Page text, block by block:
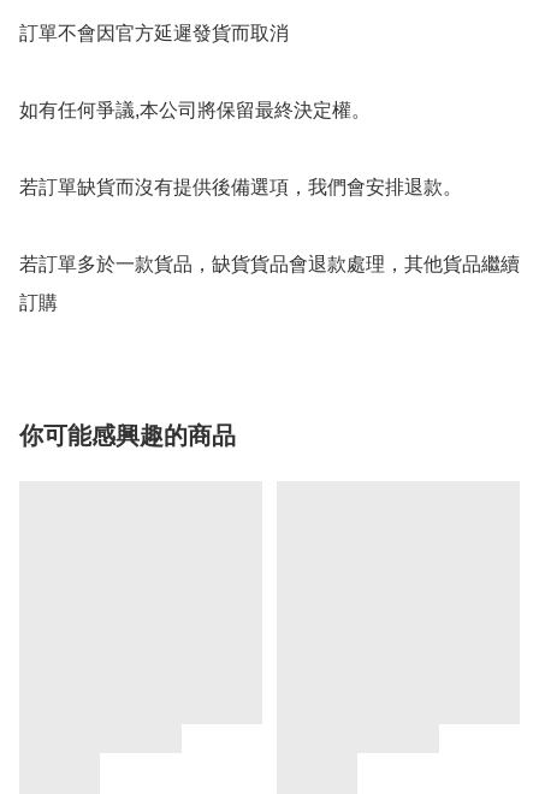
訂單不會因官方延遲發貨而取消
如有任何爭議,本公司將保留最終決定權。
若訂單缺貨而沒有提供後備選項，我們會安排退款。
若訂單多於一款貨品，缺貨貨品會退款處理，其他貨品繼續
你可能感興趣的商品